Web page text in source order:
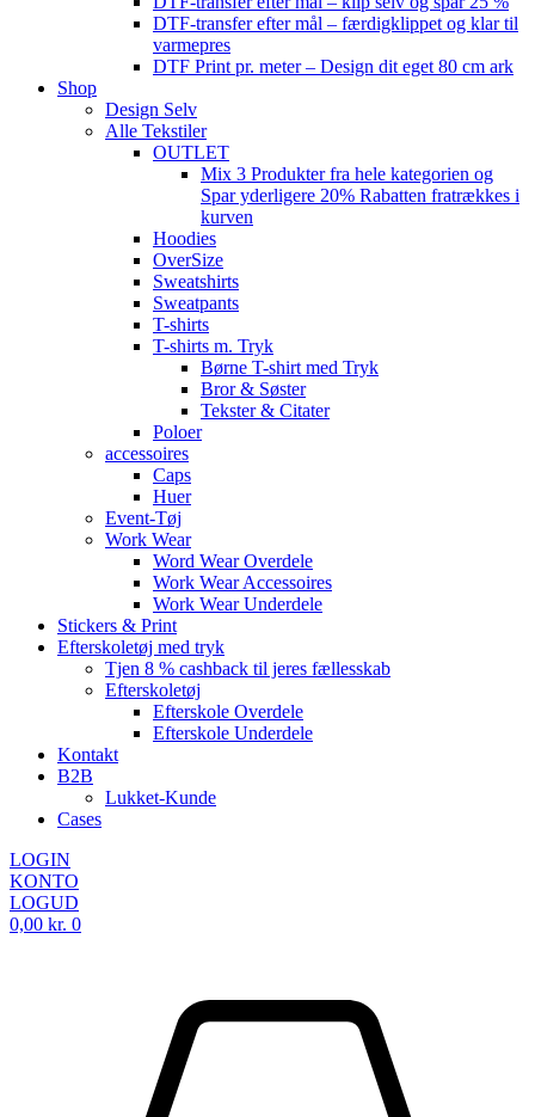
DTF-transfer efter mål – færdigklippet og klar til
varmepres
DTF Print pr. meter – Design dit eget 80 cm ark
Shop
Design Selv
Alle Tekstiler
OUTLET
Mix 3 Produkter fra hele kategorien og
Spar yderligere 20% Rabatten fratrækkes i
kurven
Hoodies
OverSize
Sweatshirts
Sweatpants
T-shirts
T-shirts m. Tryk
Børne T-shirt med Tryk
Bror & Søster
Tekster & Citater
Poloer
accessoires
Caps
Huer
Event-Tøj
Work Wear
Word Wear Overdele
Work Wear Accessoires
Work Wear Underdele
Stickers & Print
Efterskoletøj med tryk
Tjen 8 % cashback til jeres fællesskab
Efterskoletøj
Efterskole Overdele
Efterskole Underdele
Kontakt
B2B
Lukket-Kunde
Cases
LOGIN
KONTO
LOGUD
0,00 kr. 0